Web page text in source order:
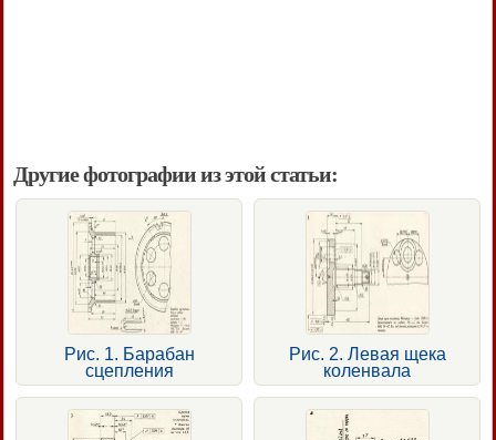
Другие фотографии из этой статьи:
Рис. 1. Барабан
сцепления
Рис. 2. Левая щека
коленвала